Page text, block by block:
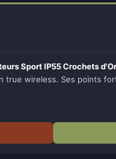
Sport IP55 Crochets
true wireless. Ses points